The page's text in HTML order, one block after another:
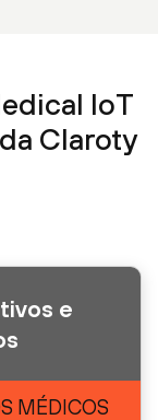
IoT
Claroty
e
MÉDICOS